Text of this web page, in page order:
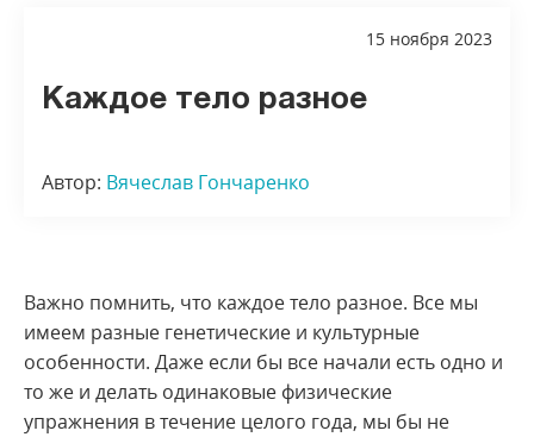
15 ноября 2023
Каждое тело разное
Автор: Вячеслав Гончаренко
Важно помнить, что каждое тело разное. Все мы
имеем разные генетические и культурные
особенности. Даже если бы все начали есть одно и
то же и делать одинаковые физические
упражнения в течение целого года, мы бы не